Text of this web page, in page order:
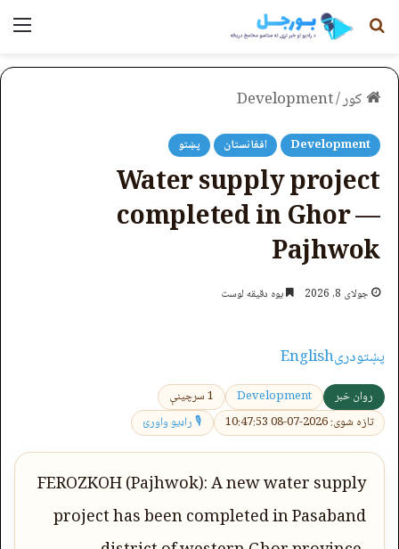
لټون
کور/
Development
Development افغانستان پښتو
Water supply project
completed in Ghor —
Pajhwok
جولای 8, 2026 یوه دقیقه لوست
پښتودریEnglish
روان خبر Development
1 سرچینې
تازه شوی: 2026-07-08 10:47:53
🎙 راډیو واورئ
FEROZKOH (Pajhwok): A new water supply
project has been completed in Pasaband